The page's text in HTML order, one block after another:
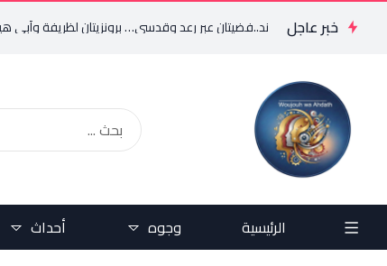
خبر عاجل
بالتايكواند..فضيتان عبر رعد وقدسي… برونزيتان لظريفة وأبي هيلا
الرئيسية وجوه أحداث